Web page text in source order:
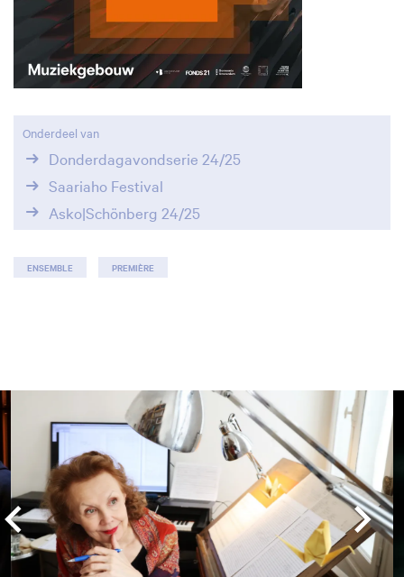
Onderdeel van
Donderdagavondserie 24/25
Saariaho Festival
Asko|Schönberg 24/25
ENSEMBLE PREMIÈRE
Overslaan